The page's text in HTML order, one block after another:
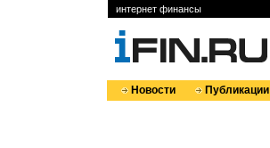
интернет финансы
Новости Публикации